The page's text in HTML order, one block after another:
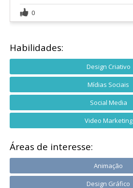
0
Habilidades:
Design Criativo
Mídias Sociais
Social Media
Video Marketing
Áreas de interesse:
Animação
Design Gráfico